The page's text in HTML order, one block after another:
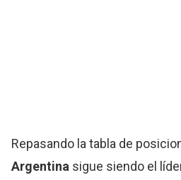
Repasando la tabla de
Argentina sigue siendo el